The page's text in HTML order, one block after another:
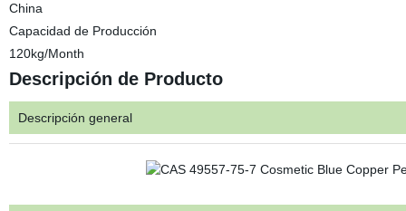
China
Capacidad de Producción
120kg/Month
Descripción de Producto
Descripción general